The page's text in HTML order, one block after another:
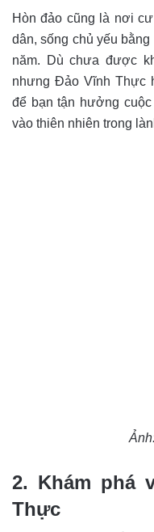
Hòn đảo cũng là nơi
dân, sống chủ yếu
năm. Dù chưa được
nhưng Đảo Vĩnh Thực
để bạn tận hưởng
vào thiên nhiên trong
2. Khám phá
Thực